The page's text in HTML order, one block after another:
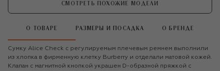
СМОТРЕТЬ ПОХОЖИЕ МОДЕЛИ
О ТОВАРЕ РАЗМЕРЫ И ПОСАДКА О БРЕНДЕ
Сумку Alice Check с регулируемым плечевым ремнем выполнили
из хлопка в фирменную клетку Burberry и отделали матовой кожей.
Клапан с магнитной кнопкой украшен D-образной пряжкой с